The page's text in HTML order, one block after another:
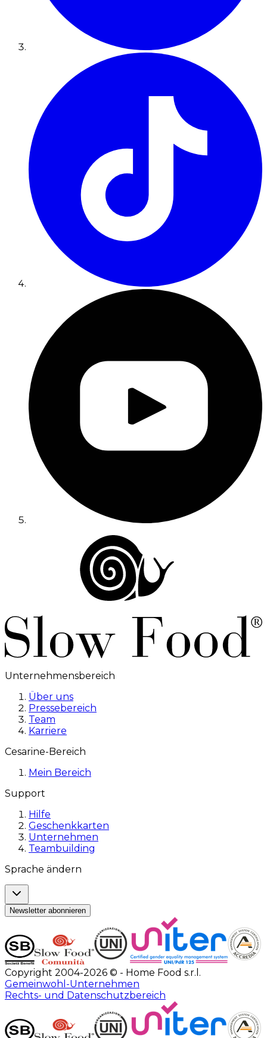
Unternehmensbereich
Über uns
Pressebereich
Team
Karriere
Cesarine-Bereich
Mein Bereich
Support
Hilfe
Geschenkkarten
Unternehmen
Teambuilding
Sprache ändern
Newsletter abonnieren
Copyright 2004-2026 © - Home Food s.r.l.
Gemeinwohl-Unternehmen
Rechts- und Datenschutzbereich